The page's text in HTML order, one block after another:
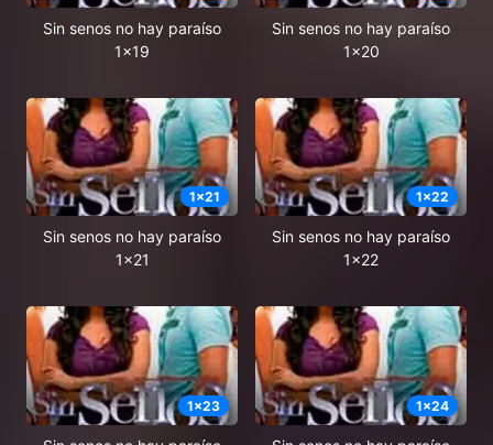
Sin senos no hay paraíso
1x19
Sin senos no hay paraíso
1x20
1x21
Sin senos no hay paraíso
1x21
1x22
Sin senos no hay paraíso
1x22
1x23 1x24